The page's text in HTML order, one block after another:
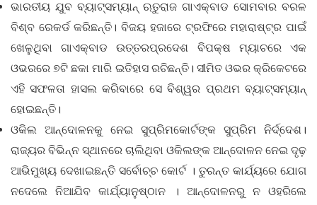
ଭାରତୀୟ ଯୁବ ବ୍ୟାଟ୍ସମ୍ୟାନ୍ ଋତୁରାଜ ଗାଏକ୍ବାଡ ସୋମବାର ବରଳ
ବିଶ୍ବ ରେକର୍ଡ କରିଛନ୍ତି। ବିଜୟ ହଜାରେ ଟ୍ରଫିରେ ମହାରାଷ୍ଟ୍ର ପାଇଁ
ଖେଳୁଥିବା ଗାଏକ୍ବାଡ ଉତ୍ତରପ୍ରଦେଶ ବିପକ୍ଷ ମ୍ୟାଚରେ ଏକ
ଓଭରରେ ୭ଟି ଛକା ମାରି ଇତିହାସ ରଚିଛନ୍ତି। ସୀମିତ ଓଭର କ୍ରିକେଟରେ
ଏହି ସଫଳତା ହାସଲ କରିବାରେ ସେ ବିଶ୍ୱର ପ୍ରଥମ ବ୍ୟାଟ୍ସମ୍ୟାନ୍
ହୋଇଛନ୍ତି।
ଓକିଲ ଆନ୍ଦୋଳନକୁ ନେଇ ସୁପ୍ରିମକୋର୍ଟଙ୍କ ସୁପ୍ରିମ ନିର୍ଦ୍ଦେଶ।
ରାଜ୍ୟର ବିଭିନ୍ନ ସ୍ଥାନରେ ଚାଲିଥିବା ଓକିଲଙ୍କ ଆନ୍ଦୋଳନ ନେଇ ଦୃଢ଼
ଆଭିମୁଖ୍ୟ ଦେଖାଇଛନ୍ତି ସର୍ବୋଚ୍ଚ କୋର୍ଟ । ତୁରନ୍ତ କାର୍ଯ୍ୟରେ ଯୋଗ
ନଦେଲେ ନିଆଯିବ କାର୍ଯ୍ୟାନୁଷ୍ଠାନ । ଆନ୍ଦୋଳନରୁ ନ ଓହରିଲେ